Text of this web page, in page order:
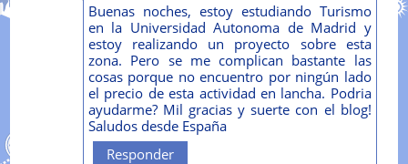
Buenas noches, estoy estudiando Turismo
en la Universidad Autonoma de Madrid y
estoy realizando un proyecto sobre esta
zona. Pero se me complican bastante las
cosas porque no encuentro por ningún lado
el precio de esta actividad en lancha. Podria
ayudarme? Mil gracias y suerte con el blog!
Saludos desde España
Responder